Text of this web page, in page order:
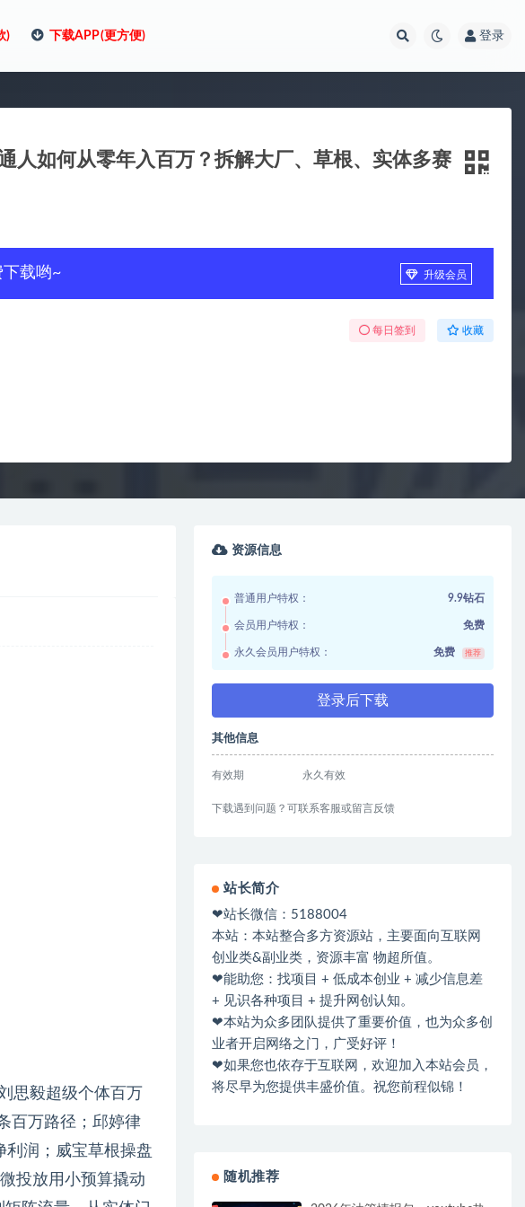
) 下载APP(更方便) 登录
人如何从零年入百万？拆解大厂、草根、实体多赛
下载哟~ 升级会员
每日签到 收藏
思毅超级个体百万
百万路径；邱婷律
利润；威宝草根操盘
投放用小预算撬动
资源信息
普通用户特权： 9.9钻石
会员用户特权： 免费
永久会员用户特权： 免费 推荐
登录后下载
其他信息
有效期 永久有效
下载遇到问题？可联系客服或留言反馈
站长简介
❤站长微信：5188004
本站：本站整合多方资源站，主要面向互联网
创业类&副业类，资源丰富 物超所值。
❤能助您：找项目 + 低成本创业 + 减少信息差
+ 见识各种项目 + 提升网创认知。
❤本站为众多团队提供了重要价值，也为众多创
业者开启网络之门，广受好评！
❤如果您也依存于互联网，欢迎加入本站会员，
将尽早为您提供丰盛价值。祝您前程似锦！
随机推荐